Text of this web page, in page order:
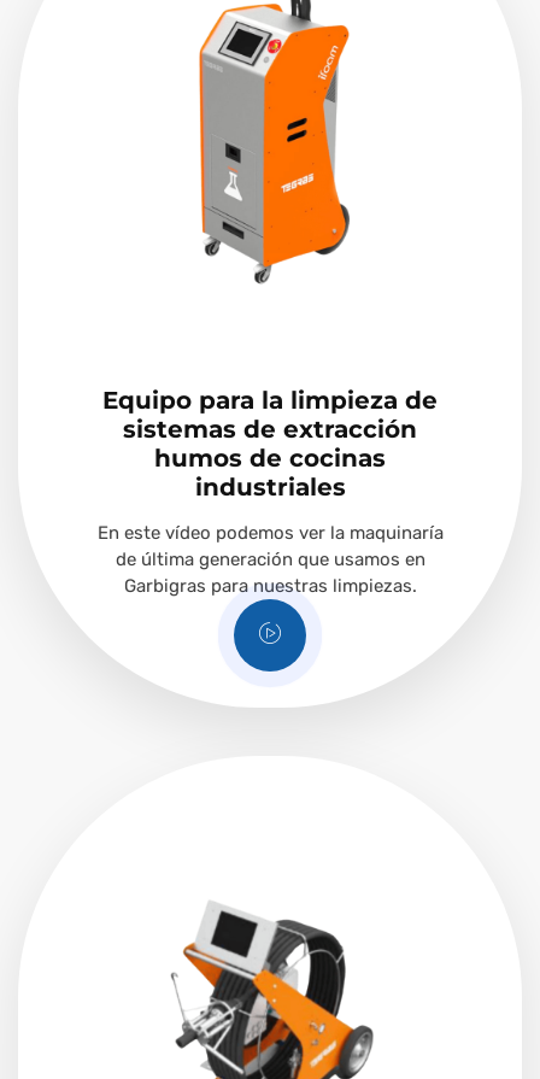
Equipo para la limpieza de
sistemas de extracción
humos de cocinas
industriales
En este vídeo podemos ver la maquinaría
de última generación que usamos en
Garbigras para nuestras limpiezas.